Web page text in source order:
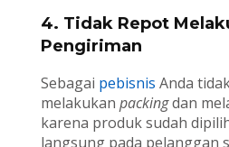
4. Tidak Repot
Pengiriman
Sebagai pebisnis Anda
melakukan packingdan
karena produk sudah
langsung pada pelanggan